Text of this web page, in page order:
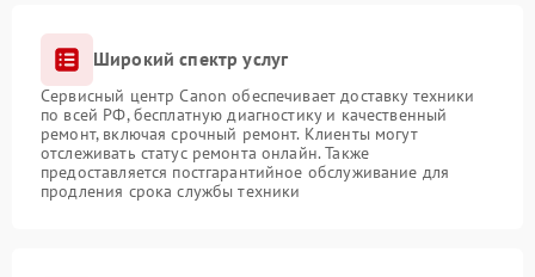
Широкий спектр услуг
Сервисный центр Canon обеспечивает доставку техники
по всей РФ, бесплатную диагностику и качественный
ремонт, включая срочный ремонт. Клиенты могут
отслеживать статус ремонта онлайн. Также
предоставляется постгарантийное обслуживание для
продления срока службы техники